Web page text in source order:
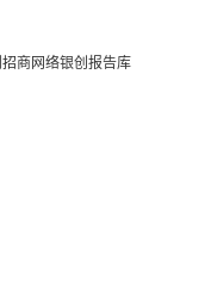
招商网络银创报告库